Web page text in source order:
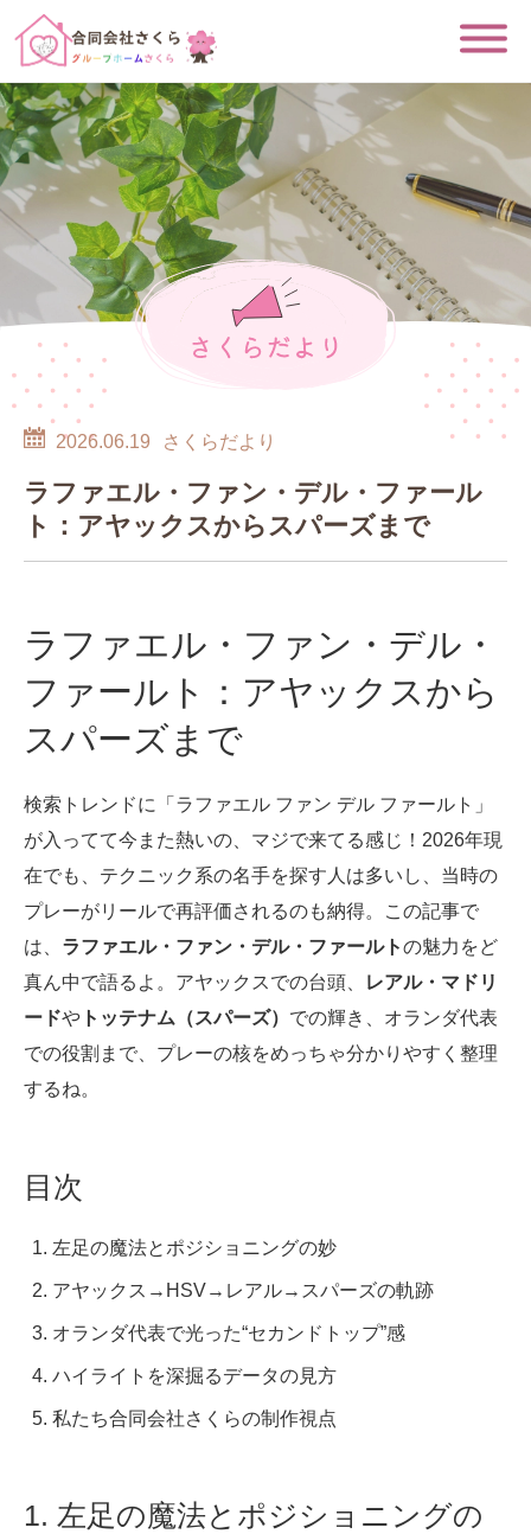
さくらだより
2026.06.19 さくらだより
ラファエル・ファン・デル・ファール
ト：アヤックスからスパーズまで
ラファエル・ファン・デル・
ファールト：アヤックスから
スパーズまで
検索トレンドに「ラファエル ファン デル ファールト」
が入ってて今また熱いの、マジで来てる感じ！2026年現
在でも、テクニック系の名手を探す人は多いし、当時の
プレーがリールで再評価されるのも納得。この記事で
は、 ラファエル・ファン・デル・ファールトの魅力をど
真ん中で語るよ。アヤックスでの台頭、
レアル・マドリ
ードや トッテナム（スパーズ） での輝き、オランダ代表
での役割まで、プレーの核をめっちゃ分かりやすく整理
するね。
目次
左足の魔法とポジショニングの妙
アヤックス→HSV→レアル→スパーズの軌跡
オランダ代表で光った“セカンドトップ”感
ハイライトを深掘るデータの見方
私たち合同会社さくらの制作視点
1. 左足の魔法とポジショニングの